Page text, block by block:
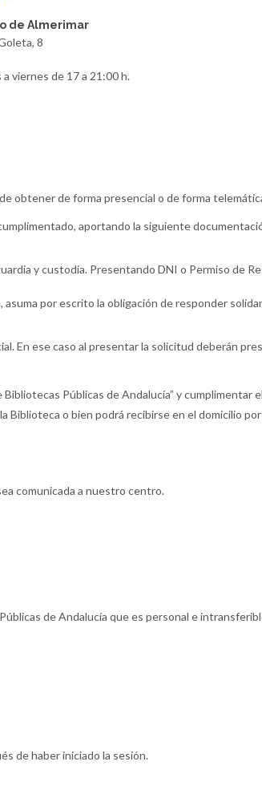
de Almerimar
8
viernes de 17 a 21:00 h.
obtener de forma presencial o de forma
aportando la siguiente
y custodia. Presentando DNI o Permiso de
por escrito la obligación de responder
En ese caso al presentar la solicitud deberán
Públicas de Andalucía” y cumplimentar
Biblioteca o bien podrá recibirse en el domicilio
comunicada a nuestro centro.
de Andalucía que es personal e
de haber iniciado la sesión.